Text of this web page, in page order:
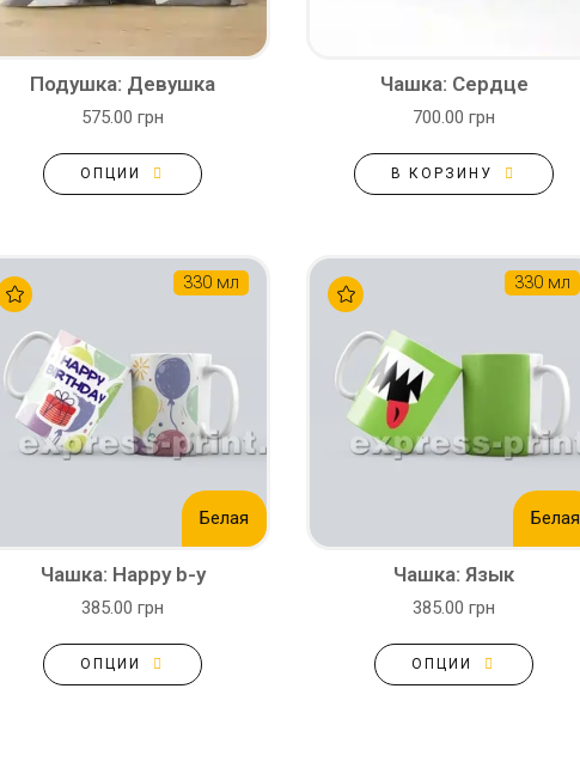
Подушка: Девушка
575.00 грн
ОПЦИИ
Чашка: Сердце
700.00 грн
В КОРЗИНУ
330 мл
Белая
Чашка: Happy b-y
385.00 грн
ОПЦИИ
330 мл
Белая
Чашка: Язык
385.00 грн
ОПЦИИ